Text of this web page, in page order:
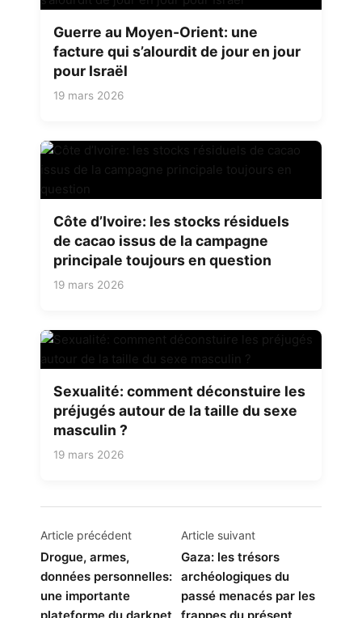
Guerre au Moyen-Orient: une
facture qui s’alourdit de jour en jour
pour Israël
19 mars 2026
Côte d’Ivoire: les stocks résiduels
de cacao issus de la campagne
principale toujours en question
19 mars 2026
Sexualité: comment déconstuire les
préjugés autour de la taille du sexe
masculin ?
19 mars 2026
Navigation
de
l’article
Article précédent
Drogue, armes,
données personnelles:
une importante
Article suivant
Gaza: les trésors
archéologiques du
passé menacés par les